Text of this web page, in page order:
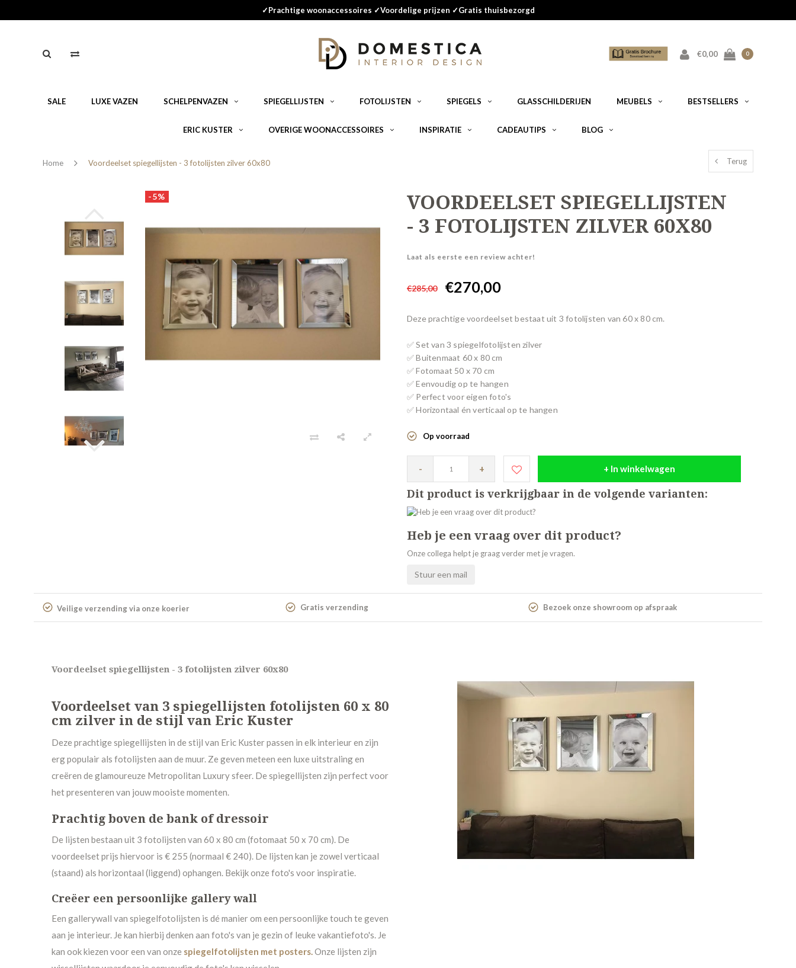
✓Prachtige woonaccessoires ✓Voordelige prijzen ✓Gratis thuisbezorgd
€0,00 0
SALE LUXE VAZEN SCHELPENVAZEN SPIEGELLIJSTEN FOTOLIJSTEN SPIEGELS GLASSCHILDERIJEN MEUBELS BESTSELLERS
ERIC KUSTER OVERIGE WOONACCESSOIRES INSPIRATIE CADEAUTIPS BLOG
Home Voordeelset spiegellijsten - 3 fotolijsten zilver 60x80 Terug
-5%
VOORDEELSET SPIEGELLIJSTEN
- 3 FOTOLIJSTEN ZILVER 60X80
Laat als eerste een review achter!
€285,00 €270,00
Deze prachtige voordeelset bestaat uit 3 fotolijsten van 60 x 80 cm.
✅ Set van 3 spiegelfotolijsten zilver
✅ Buitenmaat 60 x 80 cm
✅ Fotomaat 50 x 70 cm
✅ Eenvoudig op te hangen
✅ Perfect voor eigen foto's
✅ Horizontaal én verticaal op te hangen
Op voorraad
- + + In winkelwagen
Dit product is verkrijgbaar in de volgende varianten:
Heb je een vraag over dit product?
Onze collega helpt je graag verder met je vragen.
Stuur een mail
Veilige verzending via onze koerier Gratis verzending Bezoek onze showroom op afspraak
Voordeelset spiegellijsten - 3 fotolijsten zilver 60x80
Voordeelset van 3 spiegellijsten fotolijsten 60 x 80
cm zilver in de stijl van Eric Kuster
Deze prachtige spiegellijsten in de stijl van Eric Kuster passen in elk interieur en zijn
erg populair als fotolijsten aan de muur. Ze geven meteen een luxe uitstraling en
creëren de glamoureuze Metropolitan Luxury sfeer. De spiegellijsten zijn perfect voor
het presenteren van jouw mooiste momenten.
Prachtig boven de bank of dressoir
De lijsten bestaan uit 3 fotolijsten van 60 x 80 cm (fotomaat 50 x 70 cm). De
voordeelset prijs hiervoor is € 255 (normaal € 240). De lijsten kan je zowel verticaal
(staand) als horizontaal (liggend) ophangen. Bekijk onze foto's voor inspiratie.
Creëer een persoonlijke gallery wall
Een gallerywall van spiegelfotolijsten is dé manier om een persoonlijke touch te geven
aan je interieur. Je kan hierbij denken aan foto's van je gezin of leuke vakantiefoto's. Je
kan ook kiezen voor een van onze spiegelfotolijsten met posters.Onze lijsten zijn